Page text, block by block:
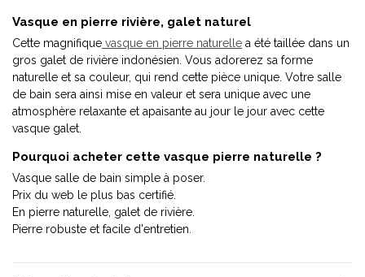
Vasque en pierre rivière, galet naturel
Cette magnifique vasque en pierre naturelle a été taillée dans un
gros galet de rivière indonésien. Vous adorerez sa forme
naturelle et sa couleur, qui rend cette pièce unique. Votre salle
de bain sera ainsi mise en valeur et sera unique avec une
atmosphère relaxante et apaisante au jour le jour avec cette
vasque galet.
Pourquoi acheter cette vasque pierre naturelle ?
Vasque salle de bain simple à poser.
Prix du web le plus bas certifié.
En pierre naturelle, galet de rivière.
Pierre robuste et facile d'entretien.